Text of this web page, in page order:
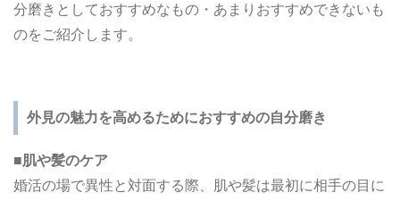
分磨きとしておすすめなもの・あまりおすすめできないも
のをご紹介します。
外見の魅力を高めるためにおすすめの自分磨き
■肌や髪のケア
婚活の場で異性と対面する際、肌や髪は最初に相手の目に